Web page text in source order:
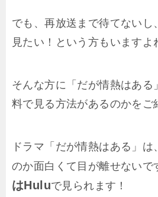
でも、再放送まで待てないし
見たい！という方もいますよ
そんな方に「だが情熱はある
料で見る方法があるのかをご
ドラマ「だが情熱はある」
のか面白くて目が離せないで
はHuluで見られます！